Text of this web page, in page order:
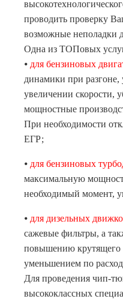
проводить проверку
возможные неполадки
Одна из ТОПовых
⦁ для бензиновых
динамики при разгоне,
увеличении скорости,
мощностные
При необходимости
ЕГР;
⦁ для бензиновых
максимальную
необходимый момент,
⦁ для дизельных
сажевые фильтры, а
повышению крутящего
уменьшением по
Для проведения чип-
высококлассных